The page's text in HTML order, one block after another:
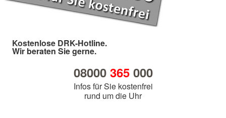
Kostenlose DRK-Hotline.
Wir beraten Sie gerne.
08000 365000
Infos für Sie kostenfrei
rund um die Uhr